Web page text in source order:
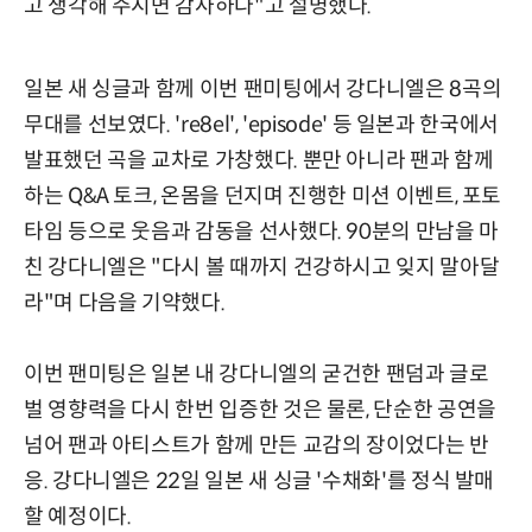
고 생각해 주시면 감사하다"고 설명했다.
일본 새 싱글과 함께 이번 팬미팅에서 강다니엘은 8곡의
무대를 선보였다. 're8el', 'episode' 등 일본과 한국에서
발표했던 곡을 교차로 가창했다. 뿐만 아니라 팬과 함께
하는 Q&A 토크, 온몸을 던지며 진행한 미션 이벤트, 포토
타임 등으로 웃음과 감동을 선사했다. 90분의 만남을 마
친 강다니엘은 "다시 볼 때까지 건강하시고 잊지 말아달
라"며 다음을 기약했다.
이번 팬미팅은 일본 내 강다니엘의 굳건한 팬덤과 글로
벌 영향력을 다시 한번 입증한 것은 물론, 단순한 공연을
넘어 팬과 아티스트가 함께 만든 교감의 장이었다는 반
응. 강다니엘은 22일 일본 새 싱글 '수채화'를 정식 발매
할 예정이다.